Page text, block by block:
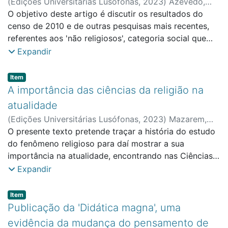
Silvio Murilo de; Faculdade de Ciências Sociais,
Educação e Administração
O objetivo deste artigo é discutir os resultados do
censo de 2010 e de outras pesquisas mais recentes,
referentes aos 'não religiosos', categoria social que
vêm crescendo nas últimas 3 décadas. Seguindo a
engloba várias entidades sociais, e não apenas ateus e
agnósticos, como se supunha anteriormente. Nossa
hipótese fundamental é que o uso de alguns conceitos
anteriores ao surgimento da pós-modernidade pode
ser responsável por muitas conclusões equívocas, e
devem ser substituídos por conceitos e quadros
conceituais pós-modernos, tais como epistemologia
fraca e ecletismo. Por meio dessa nova forma de olhar
para o assim chamado processo de secularização,
âmbito sociorreligioso atual.
Expandir
Item type:
Item,
A importância das ciências da religião na
atualidade
(Edições Universitárias Lusófonas, 2023) Mazarem,
Paulo;Martins, Orlando;Faculdade de Ciências
Sociais, Educação e Administração
O presente texto pretende traçar a história do estudo
do fenômeno religioso para daí mostrar a sua
importância na atualidade, encontrando nas Ciências
da Religião o seu leitmotiv. Pensar a interface Ciências
elas, e consequentemente retornar às suas origens
mostrando que as Ciências da Religião têm
competência e estatuto epistemológico para superar
Expandir
Item type:
Item,
Publicação da 'Didática magna', uma
evidência da mudança do pensamento de